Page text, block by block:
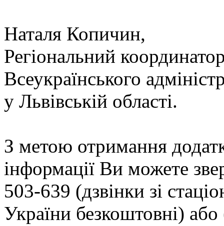
Наталя Копичин,
Регіональний
Всеукраїнського
у Львівській області.
З метою отримання
інформації Ви можете
503-639 (дзвінки зі
України безкоштовні)